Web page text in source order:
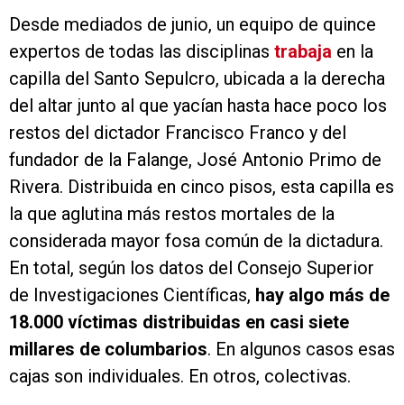
Desde mediados de junio, un equipo de quince
expertos de todas las disciplinas trabaja en la
capilla del Santo Sepulcro, ubicada a la derecha
del altar junto al que yacían hasta hace poco los
restos del dictador Francisco Franco y del
fundador de la Falange, José Antonio Primo de
Rivera. Distribuida en cinco pisos, esta capilla es
la que aglutina más restos mortales de la
considerada mayor fosa común de la dictadura.
En total, según los datos del Consejo Superior
de Investigaciones Científicas, hay algo más de
18.000 víctimas distribuidas en casi siete
millares de columbarios. En algunos casos esas
cajas son individuales. En otros, colectivas.